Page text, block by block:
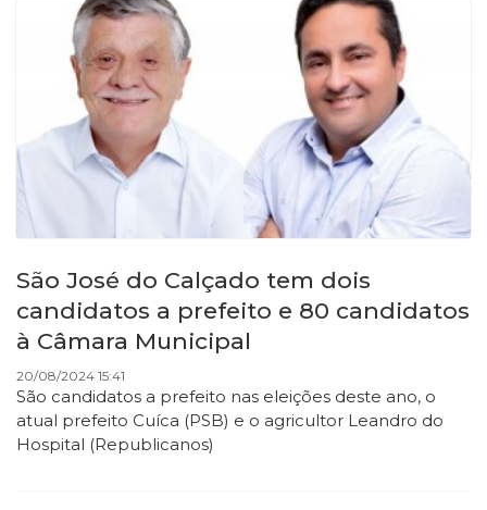
São José do Calçado tem dois
candidatos a prefeito e 80 candidatos
à Câmara Municipal
20/08/2024 15:41
São candidatos a prefeito nas eleições deste ano, o
atual prefeito Cuíca (PSB) e o agricultor Leandro do
Hospital (Republicanos)